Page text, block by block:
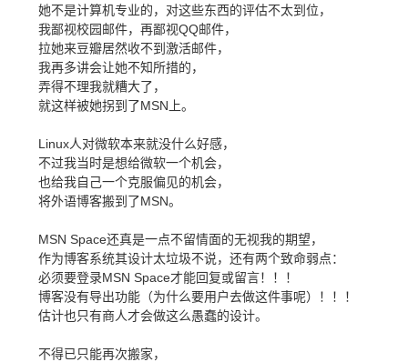
她不是计算机专业的，对这些东西的评估不太到位，
我鄙视校园邮件，再鄙视QQ邮件，
拉她来豆瓣居然收不到激活邮件，
我再多讲会让她不知所措的，
弄得不理我就糟大了，
就这样被她拐到了MSN上。
Linux人对微软本来就没什么好感，
不过我当时是想给微软一个机会，
也给我自己一个克服偏见的机会，
将外语博客搬到了MSN。
MSN Space还真是一点不留情面的无视我的期望，
作为博客系统其设计太垃圾不说，还有两个致命弱点：
必须要登录MSN Space才能回复或留言！！！
博客没有导出功能（为什么要用户去做这件事呢）！！！
估计也只有商人才会做这么愚蠢的设计。
不得已只能再次搬家，